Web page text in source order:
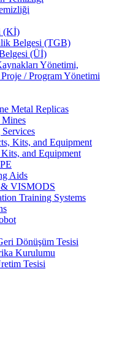
(Kİ)
Belgesi (TGB)
(Üİ)
Yönetimi,
/ Program Yönetimi
Metal Replicas
Kits, and Equipment
and Equipment
Aids
& VISMODS
Training Systems
Dönüşüm Tesisi
Kurulumu
Tesisi